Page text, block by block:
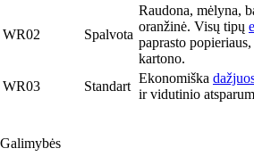
WR02 Spalvota
Raudona, mėlyna,
oranžinė. Visų tipų
paprasto
kartono.
WR03
Standart
Ekonomiška
ir vidutinio
Galimybės